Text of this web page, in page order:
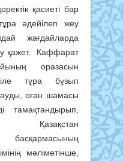
қасиеті бар
әдейілеп жеу
жағдайларда
қажет. Каффарат
оразасын
біле тұра бұзып
оған шамасы
тамақтандырып,
Қазақстан
мәліметінше,